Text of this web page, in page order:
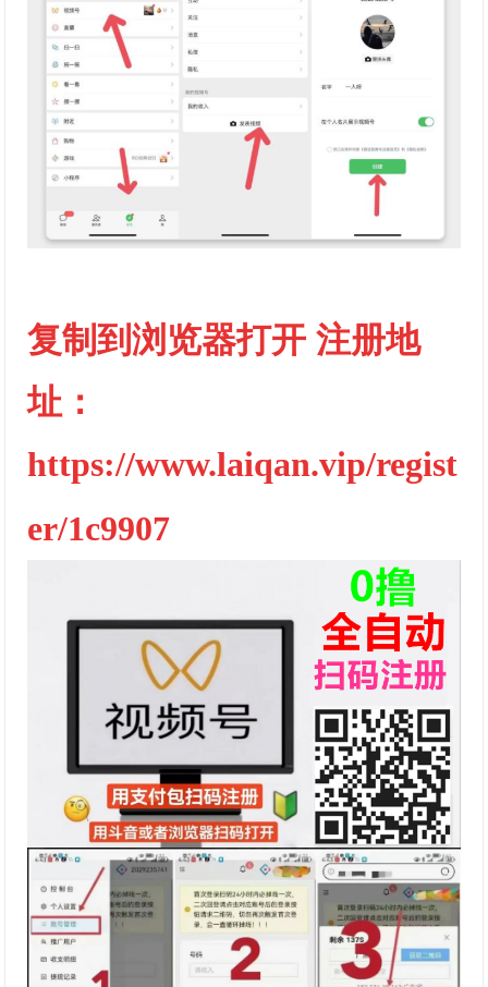
复制到浏览器打开 注册地
址：
https://www.laiqan.vip/regist
er/1c9907